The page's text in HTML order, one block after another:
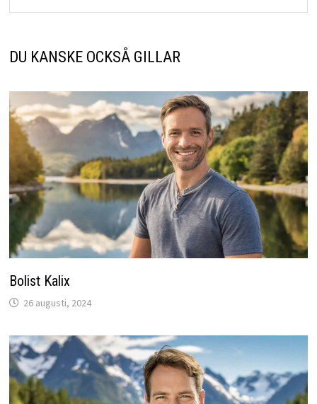
DU KANSKE OCKSÅ GILLAR
Bolist Kalix
26 augusti, 2024